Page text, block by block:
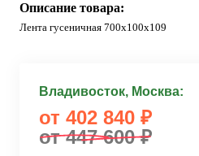
Описание товара:
Лента гусеничная 700x100x109
Владивосток, Москва:
от 402 840 ₽
от 447 600 ₽